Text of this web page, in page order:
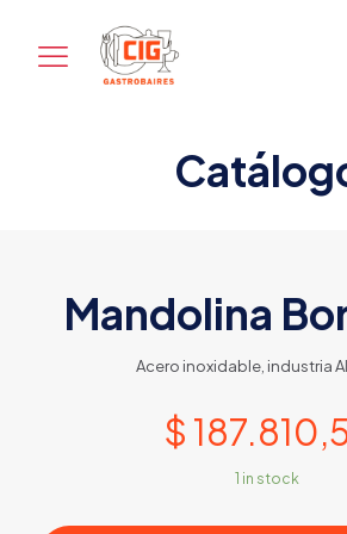
Mandolina
Acero inoxidable, industria
$
1 in stock